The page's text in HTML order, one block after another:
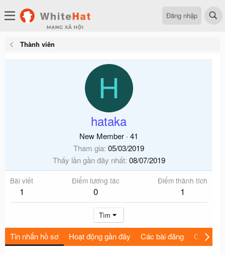
Đăng nhập
Thành viên
H
hataka
New Member · 41
Tham gia 05/03/2019
Thấy lần gần đây nhất 08/07/2019
Bài viết
1
Điểm tương tác
0
Điểm thành tích
1
Tìm
Tin nhắn hồ sơ Hoạt động gần đây Các bài đăng Giới thiệu